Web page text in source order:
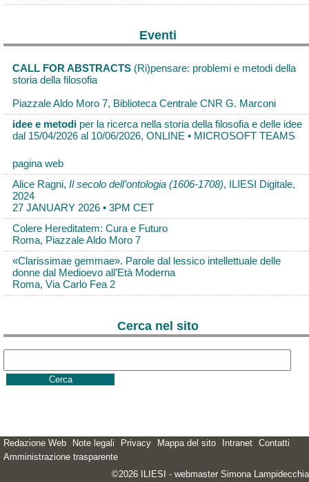
Eventi
CALL FOR ABSTRACTS (Ri)pensare: problemi e metodi della
storia della filosofia
Piazzale Aldo Moro 7, Biblioteca Centrale CNR G. Marconi
idee e metodi per la ricerca nella storia della filosofia e delle idee
dal 15/04/2026 al 10/06/2026, ONLINE • MICROSOFT TEAMS
pagina web
Alice Ragni, Il secolo dell’ontologia (1606-1708), ILIESI Digitale,
2024
27 JANUARY 2026 • 3PM CET
Colere Hereditatem: Cura e Futuro
Roma, Piazzale Aldo Moro 7
«Clarissimae gemmae». Parole dal lessico intellettuale delle
donne dal Medioevo all’Età Moderna
Roma, Via Carlo Fea 2
Cerca nel sito
Redazione Web Note legali Privacy Mappa del sito Intranet Contatti
Amministrazione trasparente
©2026 ILIESI - webmaster Simona Lampidecchia